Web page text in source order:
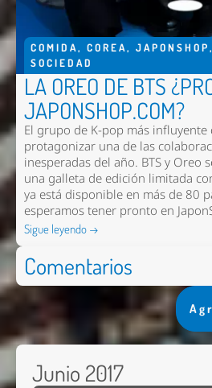
COMIDA, COREA, JAPONSHOP,
SOCIEDAD
LA OREO DE BTS
JAPONSHOP.COM?
El grupo de K-pop más
protagonizar una de las
inesperadas del año. BTS y Oreo
una galleta de edición limitada
ya está disponible en más de 80
esperamos tener pronto en
Sigue leyendo →
Comentarios
Junio 2017